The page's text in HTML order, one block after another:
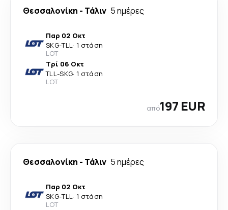
Θεσσαλονίκη - Τάλιν 5 ημέρες
Παρ 02 Οκτ
SKG-TLL· 1 στάση
LOT
Τρί 06 Οκτ
TLL-SKG· 1 στάση
LOT
από197 EUR
Θεσσαλονίκη - Τάλιν 5 ημέρες
Παρ 02 Οκτ
SKG-TLL· 1 στάση
LOT